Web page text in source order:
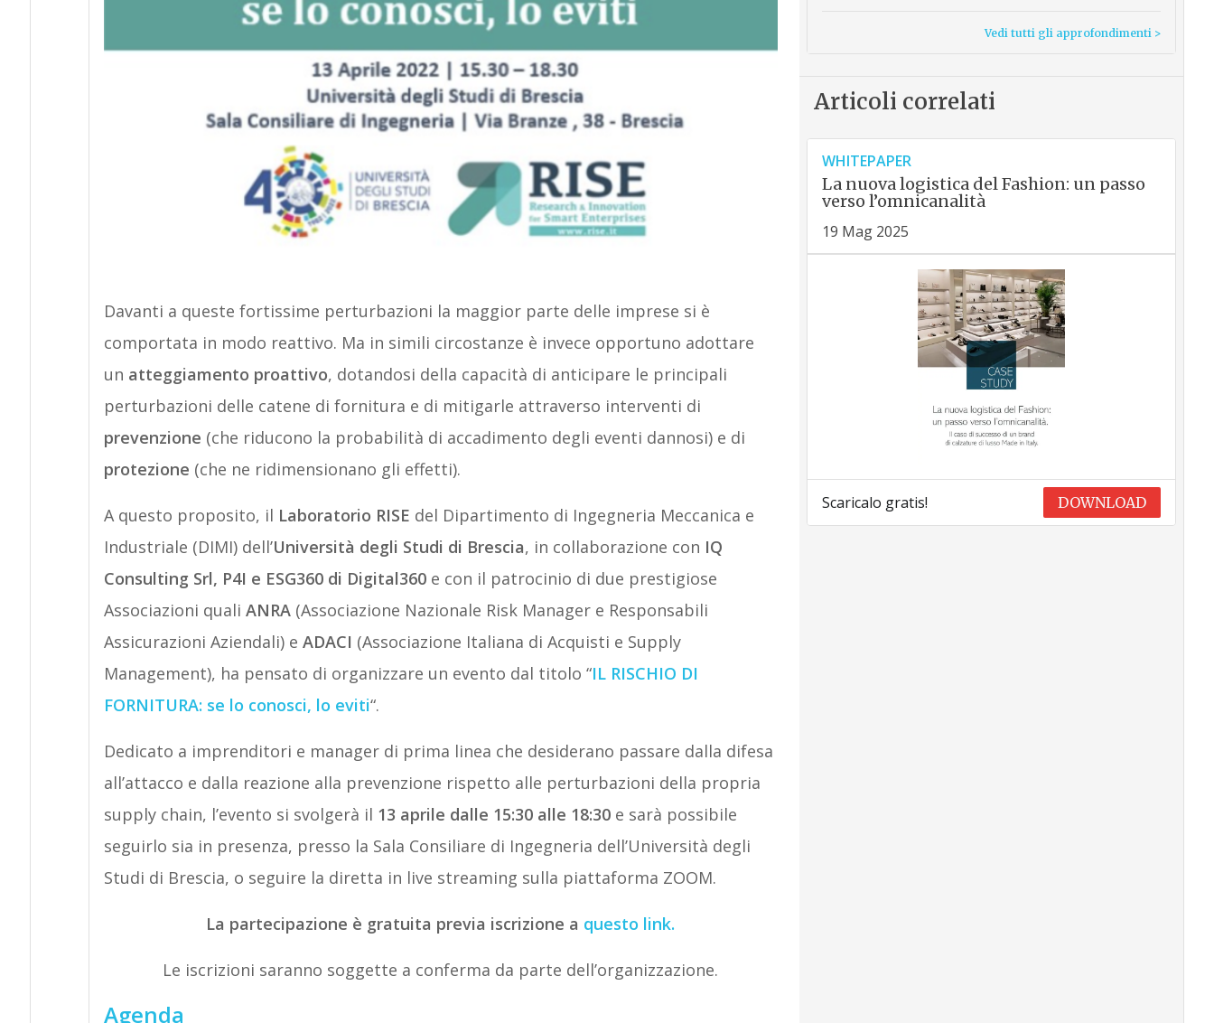
Davanti a queste fortissime perturbazioni la maggior parte delle imprese si è
comportata in modo reattivo. Ma in simili circostanze è invece opportuno adottare
un atteggiamento proattivo, dotandosi della capacità di anticipare le principali
perturbazioni delle catene di fornitura e di mitigarle attraverso interventi di
prevenzione (che riducono la probabilità di accadimento degli eventi dannosi) e di
protezione (che ne ridimensionano gli effetti).
A questo proposito, il Laboratorio RISE del Dipartimento di Ingegneria Meccanica e
Industriale (DIMI) dell’Università degli Studi di Brescia, in collaborazione con IQ
Consulting Srl, P4I e ESG360 di Digital360e con il patrocinio di due prestigiose
Associazioni quali ANRA(Associazione Nazionale Risk Manager e Responsabili
Assicurazioni Aziendali) e ADACI (Associazione Italiana di Acquisti e Supply
Management), ha pensato di organizzare un evento dal titolo “IL RISCHIO DI
FORNITURA: se lo conosci, lo eviti“.
Dedicato a imprenditori e manager di prima linea che desiderano passare dalla difesa
all’attacco e dalla reazione alla prevenzione rispetto alle perturbazioni della propria
supply chain, l’evento si svolgerà il 13 aprile dalle 15:30 alle 18:30 e sarà possibile
seguirlo sia in presenza, presso la Sala Consiliare di Ingegneria dell’Università degli
Studi di Brescia, o seguire la diretta in live streaming sulla piattaforma ZOOM.
La partecipazione è gratuita previa iscrizione a questo link.
Le iscrizioni saranno soggette a conferma da parte dell’organizzazione.
Agenda
Vedi tutti gli approfondimenti >
Articoli correlati
WHITEPAPER
La nuova logistica del Fashion: un passo
verso l’omnicanalità
19 Mag 2025
Scaricalo gratis! DOWNLOAD